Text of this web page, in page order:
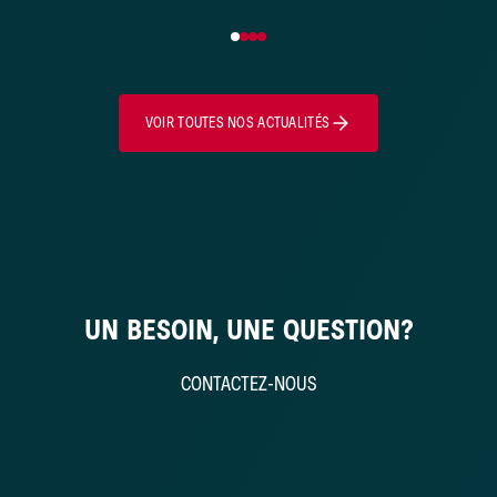
VOIR TOUTES NOS ACTUALITÉS
UN BESOIN, UNE QUESTION?
CONTACTEZ-NOUS